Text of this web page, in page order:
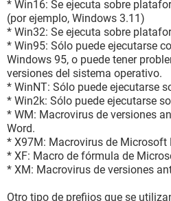
* Win16: Se ejecuta sobre
(por ejemplo, Windows 3.11)
* Win32: Se ejecuta sobre
* Win95: Sólo puede ejecutarse
Windows 95, o puede tener
versiones del sistema operativo.
* WinNT: Sólo puede ejecutarse
* Win2k: Sólo puede ejecutarse
* WM: Macrovirus de versiones
Word.
* X97M: Macrovirus de Microsoft
* XF: Macro de fórmula de
* XM: Macrovirus de versiones
Otro tipo de prefijos que se